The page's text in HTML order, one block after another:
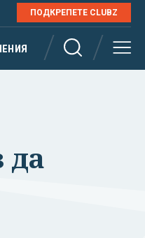
ПОДКРЕПЕТЕ CLUBZ
да